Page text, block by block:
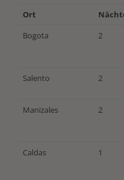
Ort
Bogota
2
Salento 2
Manizales 2
Caldas 1